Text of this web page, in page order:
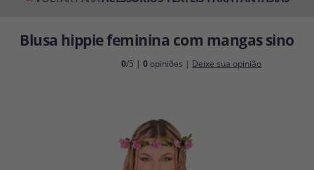
É a minha primeira vez
compras rapidamente em nossa loja virtual, verificar o status de seus
pedidos e consultar suas operações anteriores.
Vá em frente! Estávamos esperando por você.
Blusa hippie feminina com mangas sino
0/5 |0 opiniões | Deixe sua opinião